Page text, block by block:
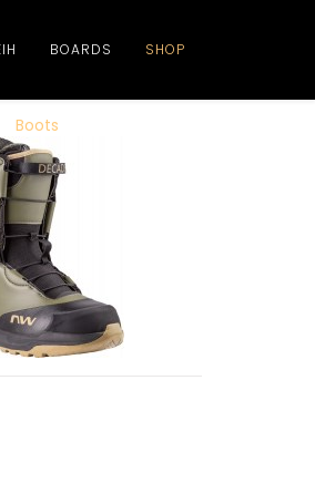
BOARDS SHOP
Boots